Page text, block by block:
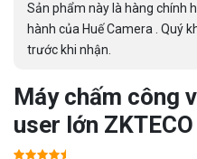
Sản phẩm này là hàng chính
hành của Huế Camera . Quý
trước khi nhận.
Máy chấm công
user lớn